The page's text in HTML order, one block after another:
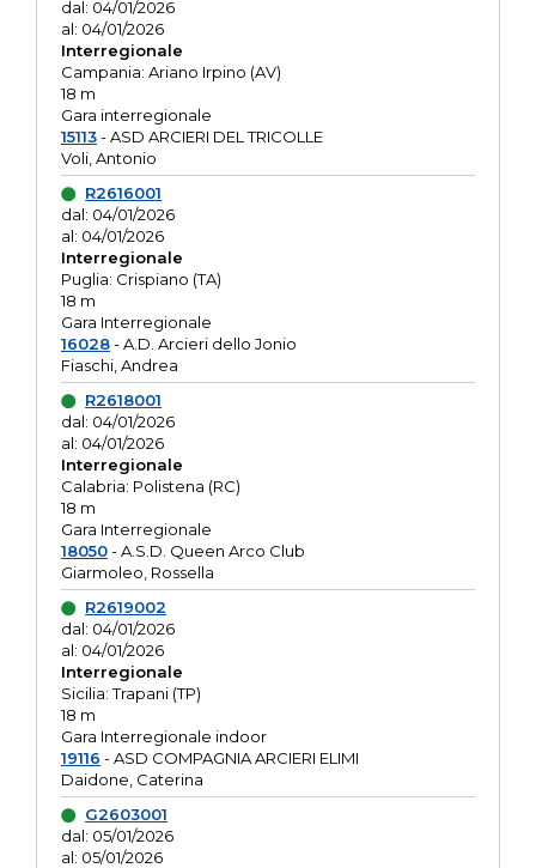
dal: 04/01/2026
al: 04/01/2026
Interregionale
Campania: Ariano Irpino (AV)
18 m
Gara interregionale
15113- ASD ARCIERI DEL TRICOLLE
Voli, Antonio
R2616001
dal: 04/01/2026
al: 04/01/2026
Interregionale
Puglia: Crispiano (TA)
18 m
Gara Interregionale
16028- A.D. Arcieri dello Jonio
Fiaschi, Andrea
R2618001
dal: 04/01/2026
al: 04/01/2026
Interregionale
Calabria: Polistena (RC)
18 m
Gara Interregionale
18050- A.S.D. Queen Arco Club
Giarmoleo, Rossella
R2619002
dal: 04/01/2026
al: 04/01/2026
Interregionale
Sicilia: Trapani (TP)
18 m
Gara Interregionale indoor
19116 - ASD COMPAGNIA ARCIERI ELIMI
Daidone, Caterina
G2603001
dal: 05/01/2026
al: 05/01/2026